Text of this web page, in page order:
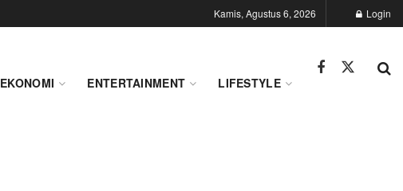
Kamis, Agustus 6, 2026 Login
EKONOMI ENTERTAINMENT LIFESTYLE